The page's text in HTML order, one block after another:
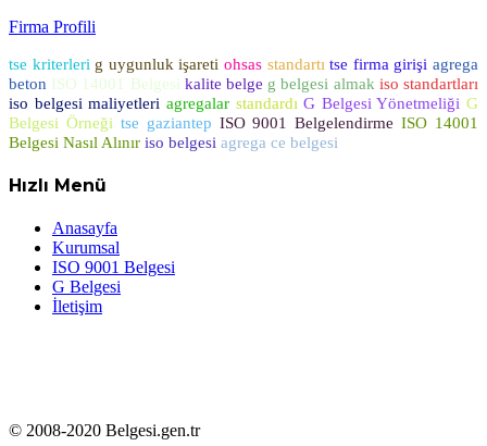
Firma Profili
tse kriterleri g uygunluk işareti ohsas standartı tse firma girişi agrega
beton ISO 14001 Belgesi kalite belge g belgesi almak iso standartları
iso belgesi maliyetleri agregalar standardı G Belgesi Yönetmeliği G
Belgesi Örneği tse gaziantep ISO 9001 Belgelendirme ISO 14001
Belgesi Nasıl Alınır iso belgesi agrega ce belgesi
Hızlı Menü
Anasayfa
Kurumsal
ISO 9001 Belgesi
G Belgesi
İletişim
© 2008-2020 Belgesi.gen.tr